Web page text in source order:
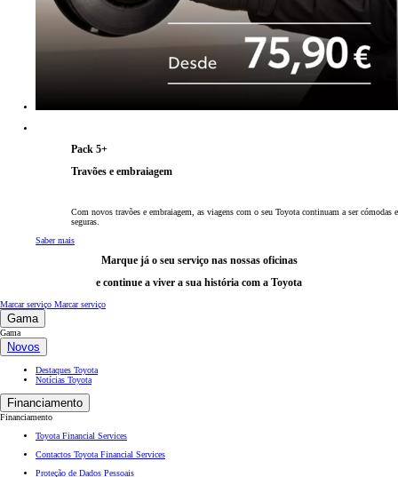
Pack 5+
Travões e embraiagem
Com novos travões e embraiagem, as viagens com o seu Toyota continuam a ser cómodas e
seguras.
Saber mais
Marque já o seu serviço nas nossas oficinas
e continue a viver a sua história com a Toyota
Marcar serviço Marcar serviço
Gama
Gama
Novos
Destaques Toyota
Notícias Toyota
Financiamento
Financiamento
Toyota Financial Services
Contactos Toyota Financial Services
Proteção de Dados Pessoais